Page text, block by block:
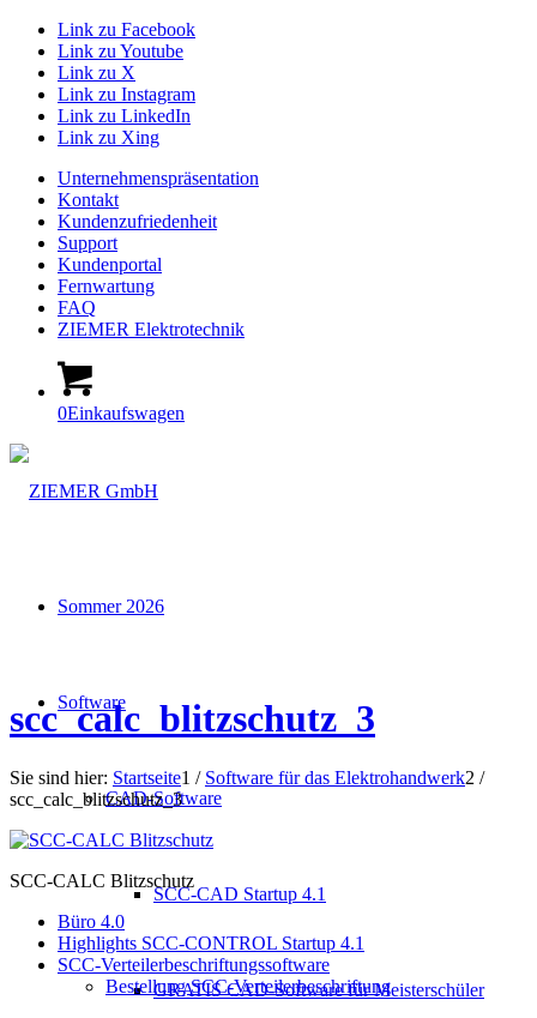
Link zu Facebook
Link zu Youtube
Link zu X
Link zu Instagram
Link zu LinkedIn
Link zu Xing
Unternehmenspräsentation
Kontakt
Kundenzufriedenheit
Support
Kundenportal
Fernwartung
FAQ
ZIEMER Elektrotechnik
0Einkaufswagen
Sommer 2026
Software
CAD-Software
SCC-CAD Startup 4.1
GRATIS CAD-Software für Meisterschüler
scc_calc_blitzschutz_3
Sie sind hier: Startseite1 / Software für das Elektrohandwerk2 /
scc_calc_blitzschutz_3
SCC-CALC Blitzschutz
Büro 4.0
Highlights SCC-CONTROL Startup 4.1
SCC-Verteilerbeschriftungssoftware
Bestellung SCC-Verteilerbeschriftung